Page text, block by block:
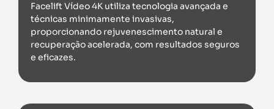
Facelift Vídeo 4K utiliza tecnologia avançada e
técnicas minimamente invasivas,
proporcionando rejuvenescimento natural e
recuperação acelerada, com resultados seguros
e eficazes.